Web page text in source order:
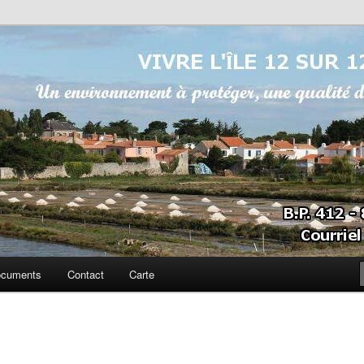
12
Contact Carte